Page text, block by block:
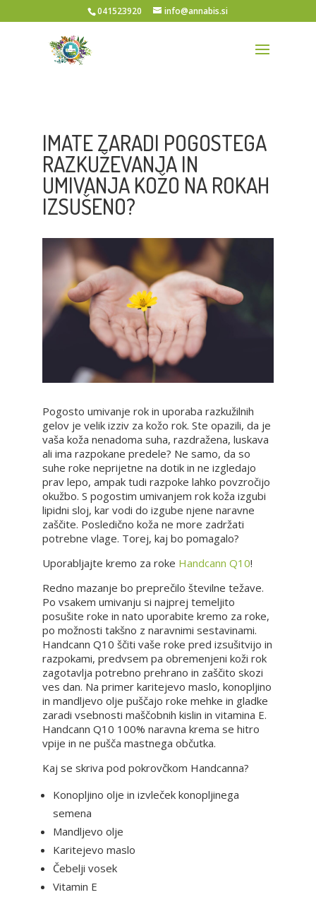
041523920 info@annabis.si
IMATE ZARADI POGOSTEGA
RAZKUŽEVANJA IN
UMIVANJA KOŽO NA ROKAH
IZSUŠENO?
Pogosto umivanje rok in uporaba razkužilnih
gelov je velik izziv za kožo rok. Ste opazili, da je
vaša koža nenadoma suha, razdražena, luskava
ali ima razpokane predele? Ne samo, da so
suhe roke neprijetne na dotik in ne izgledajo
prav lepo, ampak tudi razpoke lahko povzročijo
okužbo. S pogostim umivanjem rok koža izgubi
lipidni sloj, kar vodi do izgube njene naravne
zaščite. Posledično koža ne more zadržati
potrebne vlage. Torej, kaj bo pomagalo?
Uporabljajte kremo za roke Handcann Q10!
Redno mazanje bo preprečilo številne težave.
Po vsakem umivanju si najprej temeljito
posušite roke in nato uporabite kremo za roke,
po možnosti takšno z naravnimi sestavinami.
Handcann Q10 ščiti vaše roke pred izsušitvijo in
razpokami, predvsem pa obremenjeni koži rok
zagotavlja potrebno prehrano in zaščito skozi
ves dan. Na primer karitejevo maslo, konopljino
in mandljevo olje puščajo roke mehke in gladke
zaradi vsebnosti maščobnih kislin in vitamina E.
Handcann Q10 100% naravna krema se hitro
vpije in ne pušča mastnega občutka.
Kaj se skriva pod pokrovčkom Handcanna?
Konopljino olje in izvleček konopljinega
semena
Mandljevo olje
Karitejevo maslo
Čebelji vosek
Vitamin E